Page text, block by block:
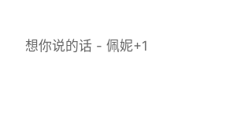
想你说的话 - 佩妮+1